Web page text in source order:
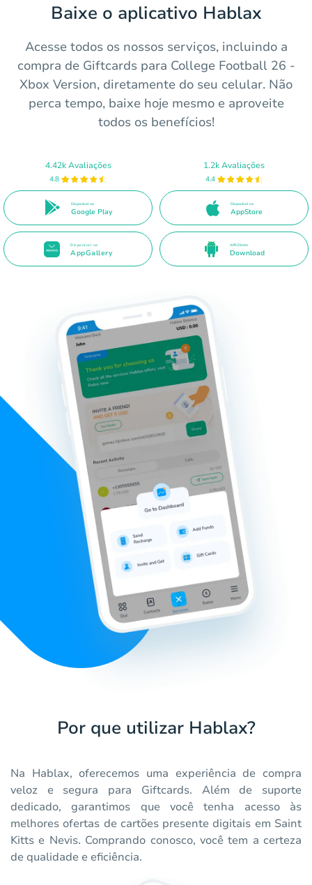
Baixe o aplicativo Hablax
Acesse todos os nossos serviços, incluindo a
compra de Giftcards para College Football 26 -
Xbox Version, diretamente do seu celular. Não
perca tempo, baixe hoje mesmo e aproveite
todos os benefícios!
4.42k Avaliações
4.8
Disponível no
Google Play
1.2k Avaliações
4.4
Disponível na
AppStore
Disponível na
AppGallery
APK Direto
Download
Por que utilizar Hablax?
Na Hablax, oferecemos uma experiência de compra
veloz e segura para Giftcards. Além de suporte
dedicado, garantimos que você tenha acesso às
melhores ofertas de cartões presente digitais em Saint
Kitts e Nevis. Comprando conosco, você tem a certeza
de qualidade e eficiência.